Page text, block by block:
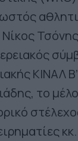
ΚΙΝΑΛ
το